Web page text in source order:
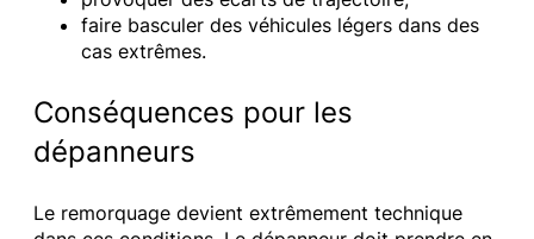
faire basculer des véhicules légers dans des
cas extrêmes.
Conséquences pour les
dépanneurs
Le remorquage devient extrêmement technique